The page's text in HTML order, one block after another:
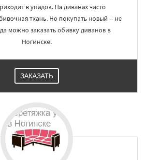
в упадок. На диванах часто
ткань. Но покупать новый -- не
можно заказать обивку диванов в
Ногинске.
ЗАКАЗАТЬ